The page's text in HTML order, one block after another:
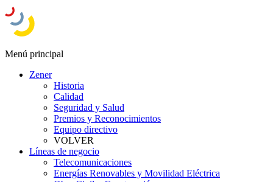
Menú principal
Zener
Historia
Calidad
Seguridad y Salud
Premios y Reconocimientos
Equipo directivo
VOLVER
Líneas de negocio
Telecomunicaciones
Energías Renovables y Movilidad Eléctrica